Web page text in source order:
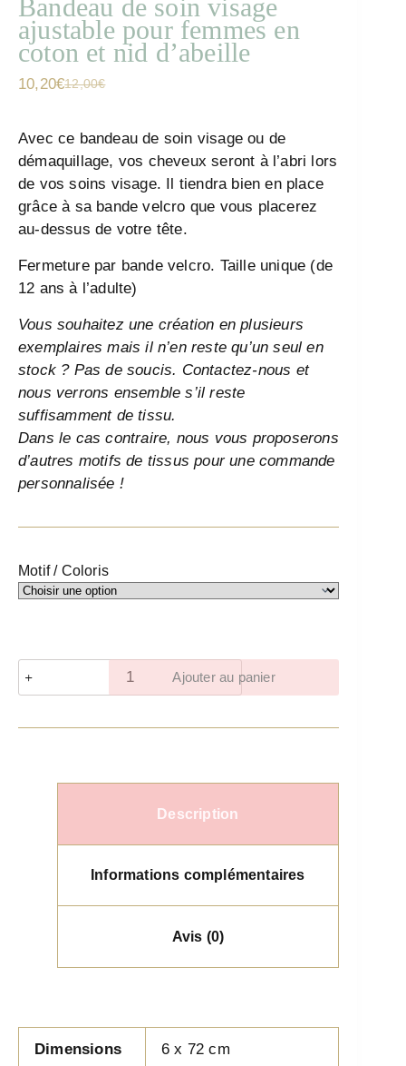
Bandeau de soin visage
ajustable pour femmes en
coton et nid d’abeille
12,00€
10,20€
Avec ce bandeau de soin visage ou de
démaquillage, vos cheveux seront à l’abri lors
de vos soins visage. Il tiendra bien en place
grâce à sa bande velcro que vous placerez
au-dessus de votre tête.
Fermeture par bande velcro. Taille unique (de
12 ans à l’adulte)
Vous souhaitez une création en plusieurs
exemplaires mais il n’en reste qu’un seul en
stock ? Pas de soucis. Contactez-nous et
nous verrons ensemble s’il reste
suffisamment de tissu.
Dans le cas contraire, nous vous proposerons
d’autres motifs de tissus pour une commande
personnalisée !
Motif / Coloris
Ajouter au panier
Description
Informations complémentaires
Avis (0)
Dimensions 6 x 72 cm